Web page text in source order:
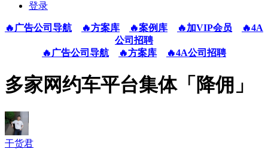
登录
🔥广告公司导航 🔥方案库 🔥案例库 🔥加VIP会员
🔥4A
公司招聘
🔥广告公司导航
🔥方案库 🔥4A公司招聘
多家网约车平台集体「降佣」
干货君